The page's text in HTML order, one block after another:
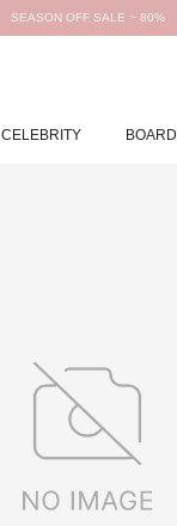
SEASON OFF SALE ~ 80%
CELEBRITY BOARD